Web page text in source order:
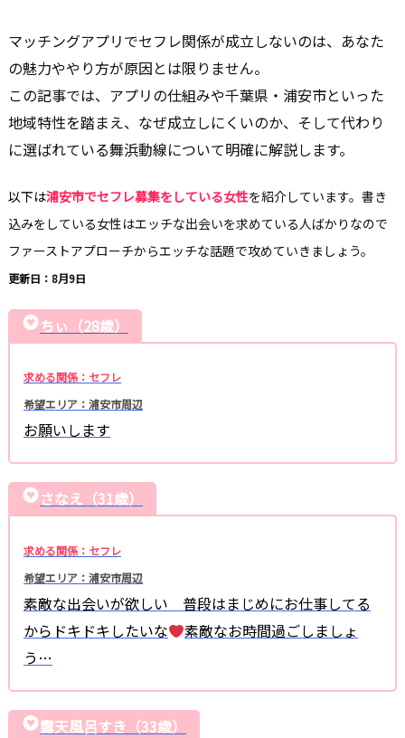
マッチングアプリでセフレ関係が成立しないのは、あなた
の魅力ややり方が原因とは限りません。
この記事では、アプリの仕組みや千葉県・浦安市といった
地域特性を踏まえ、なぜ成立しにくいのか、そして代わり
に選ばれている舞浜動線について明確に解説します。
以下は浦安市でセフレ募集をしている女性を紹介しています。書き
込みをしている女性はエッチな出会いを求めている人ばかりなので
ファーストアプローチからエッチな話題で攻めていきましょう。
更新日：8月9日
ちぃ（28歳）
求める関係：セフレ
希望エリア：浦安市周辺
お願いします
さなえ（31歳）
求める関係：セフレ
希望エリア：浦安市周辺
素敵な出会いが欲しい 普段はまじめにお仕事してる
からドキドキしたいな
素敵なお時間過ごしましょ
う…
露天風呂すき（33歳）